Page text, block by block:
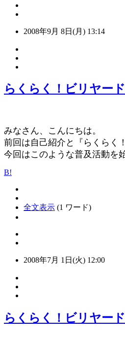
2008年9月 8日(月) 13:14
らくらく！ビリヤー
みなさん、こんにちは。
前回は自己紹介と『らくらく
今回はこのような普及活動を
B!
全文表示 (1 ワード)
2008年7月 1日(火) 12:00
らくらく！ビリヤー